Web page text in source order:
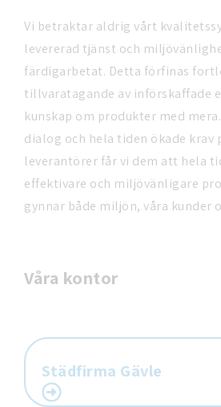
Vi betraktar aldrig vårt
levererad tjänst och
färdigarbetat. Detta förfinas
tillvaratagande av införskaffade
kunskap om produkter med
dialog och hela tiden ökade krav
leverantörer får vi dem att hela
effektivare och miljövänligare
gynnar både miljön, våra kunder
Våra kontor
Städfirma Gävle